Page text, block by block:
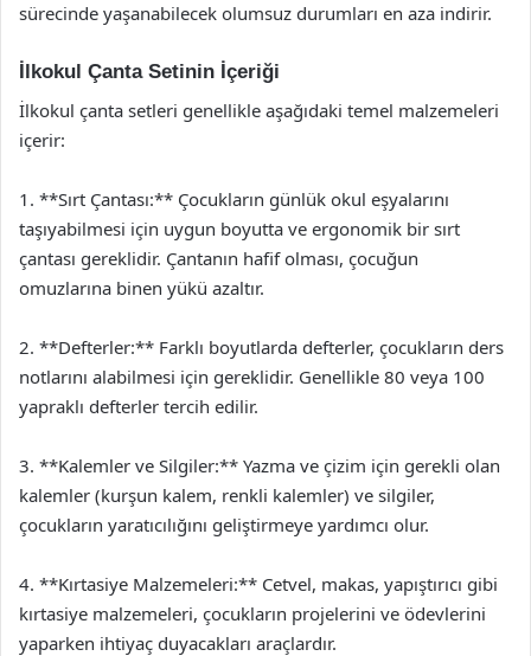
sürecinde yaşanabilecek olumsuz durumları en aza indirir.
İlkokul Çanta Setinin İçeriği
İlkokul çanta setleri genellikle aşağıdaki temel malzemeleri
içerir:
1. **Sırt Çantası:** Çocukların günlük okul eşyalarını
taşıyabilmesi için uygun boyutta ve ergonomik bir sırt
çantası gereklidir. Çantanın hafif olması, çocuğun
omuzlarına binen yükü azaltır.
2. **Defterler:** Farklı boyutlarda defterler, çocukların ders
notlarını alabilmesi için gereklidir. Genellikle 80 veya 100
yapraklı defterler tercih edilir.
3. **Kalemler ve Silgiler:** Yazma ve çizim için gerekli olan
kalemler (kurşun kalem, renkli kalemler) ve silgiler,
çocukların yaratıcılığını geliştirmeye yardımcı olur.
4. **Kırtasiye Malzemeleri:** Cetvel, makas, yapıştırıcı gibi
kırtasiye malzemeleri, çocukların projelerini ve ödevlerini
yaparken ihtiyaç duyacakları araçlardır.